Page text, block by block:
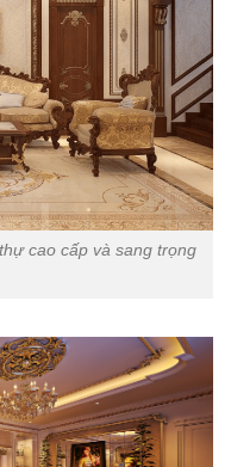
cao cấp và sang trọng